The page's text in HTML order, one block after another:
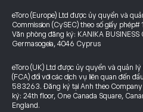
eToro (Europe) Ltd được ủy quyền và
Commission (CySEC) theo số giấy
Văn phòng đăng ký: KANIKA BUSINESS
Germasogeia, 4046 Cyprus
eToro (UK) Ltd được ủy quyền và quản
(FCA) đối với các dịch vụ liên quan đến
583263. Đăng ký tại Anh theo
ký: 24th floor, One Canada Square,
England.